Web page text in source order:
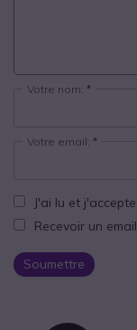
Votre nom:
Votre email:
J'ai lu et
Recevoir un
Soumettre